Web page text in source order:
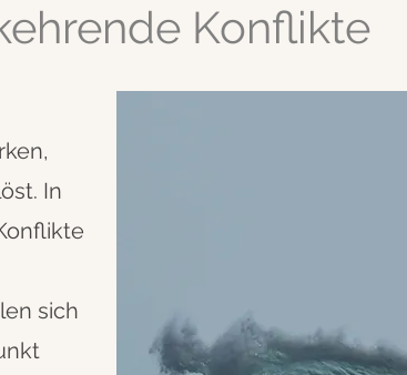
Konflikte
In
sich